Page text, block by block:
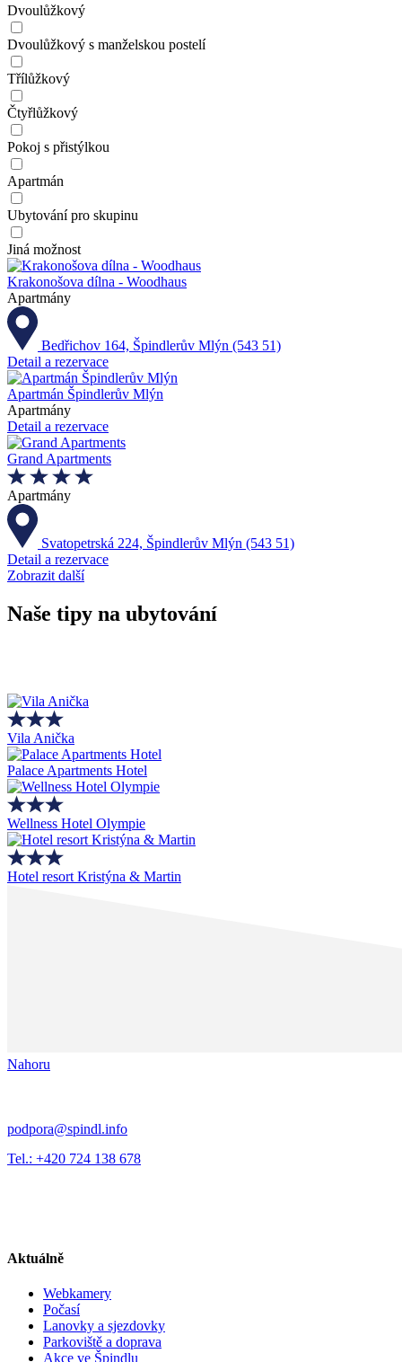
Dvoulůžkový
Dvoulůžkový s manželskou postelí
Třílůžkový
Čtyřlůžkový
Pokoj s přistýlkou
Apartmán
Ubytování pro skupinu
Jiná možnost
Krakonošova dílna - Woodhaus
Apartmány
Bedřichov 164, Špindlerův Mlýn (543 51)
Detail a rezervace
Apartmán Špindlerův Mlýn
Apartmány
Detail a rezervace
Grand Apartments
Apartmány
Svatopetrská 224, Špindlerův Mlýn (543 51)
Detail a rezervace
Zobrazit další
Naše tipy na ubytování
Vila Anička
Palace Apartments Hotel
Wellness Hotel Olympie
Hotel resort Kristýna & Martin
Nahoru
podpora@spindl.info
Tel.: +420 724 138 678
Aktuálně
Webkamery
Počasí
Lanovky a sjezdovky
Parkoviště a doprava
Akce ve Špindlu